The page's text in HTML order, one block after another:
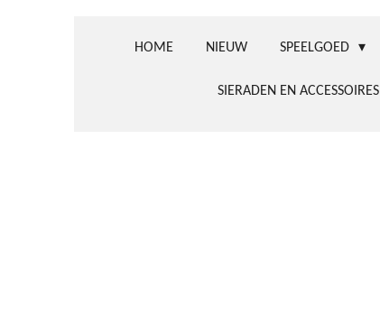
HOME NIEUW SPEELGOED
SIERADEN EN ACCESSOIRES